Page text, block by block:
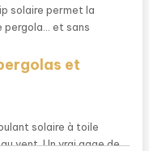
solaire permet la
et sans
et
solaire à toile
vent. Un vrai gage de